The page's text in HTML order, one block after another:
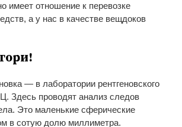
имеет отношение к перевозке
а у нас в качестве вещдоков
—в лаборатории рентгеновского
Здесь проводят анализ следов
Это маленькие сферические
в сотую долю миллиметра.